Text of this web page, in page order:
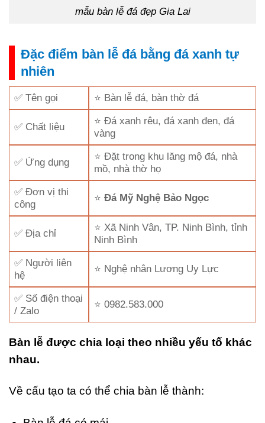
mẫu bàn lễ đá đẹp Gia Lai
Đặc điểm bàn lễ đá bằng đá xanh tự
nhiên
✅ Tên gọi ⭐ Bàn lễ đá, bàn thờ đá
✅ Chất liệu
⭐ Đá xanh rêu, đá xanh đen, đá
vàng
✅ Ứng dụng
⭐ Đặt trong khu lăng mộ đá, nhà
mồ, nhà thờ họ
✅ Đơn vị thi
công
⭐Đá Mỹ Nghệ Bảo Ngọc
✅ Địa chỉ
⭐ Xã Ninh Vân, TP. Ninh Bình, tỉnh
Ninh Bình
✅ Người liên
hệ
⭐ Nghệ nhân Lương Uy Lực
✅ Số điện thoại
/ Zalo
⭐ 0982.583.000
Bàn lễ được chia loại theo nhiều yếu tố khác
nhau.
Về cấu tạo ta có thể chia bàn lễ thành: